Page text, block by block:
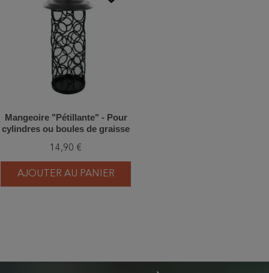
Mangeoire "Pétillante" - Pour
cylindres ou boules de graisse
14,90 €
AJOUTER AU PANIER